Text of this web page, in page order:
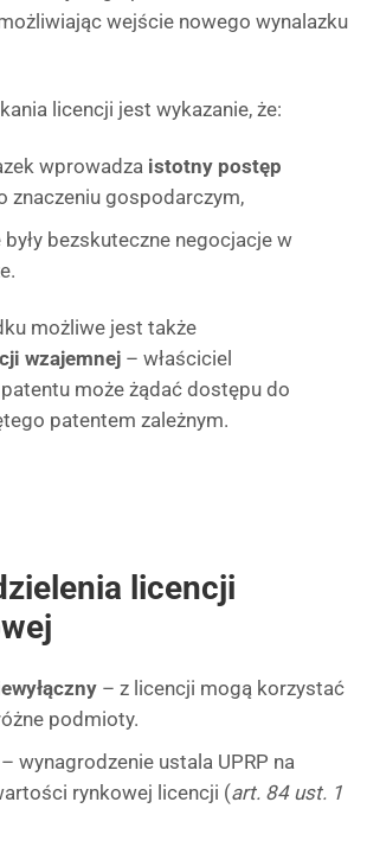
wejście nowego wynalazku
licencji jest wykazanie, że:
wprowadza istotny postęp
znaczeniu gospodarczym,
bezskuteczne negocjacje w
możliwe jest także
wzajemnej – właściciel
może żądać dostępu do
patentem zależnym.
licencji
– z licencji mogą korzystać
podmioty.
– wynagrodzenie ustala UPRP na
rynkowej licencji (art. 84 ust. 1